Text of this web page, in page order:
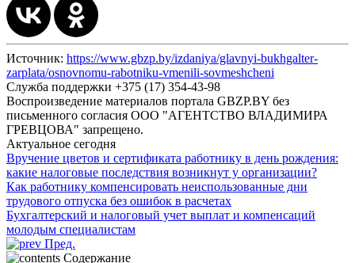
Источник: https://www.gbzp.by/izdaniya/glavnyi-bukhgalter-
zarplata/osnovnomu-rabotniku-vmenili-sovmeshcheni
Служба поддержки +375 (17) 354-43-98
Воспроизведение материалов портала GBZP.BY без
письменного согласия OOO "АГЕНТСТВО ВЛАДИМИРА
ГРЕВЦОВА" запрещено.
Актуальное сегодня
Вручение цветов и сертификата работнику в день рождения:
какие налоговые последствия возникнут у организации?
Как работнику компенсировать неиспользованные дни
трудового отпуска без ошибок в расчетах
Бухгалтерский и налоговый учет выплат и компенсаций
молодым специалистам
Пред.
Содержание